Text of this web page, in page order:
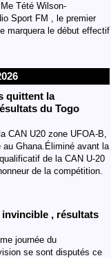
Tété Wilson-
Sport FM , le premier
marquera le début effectif
quittent la
du Togo
CAN U20 zone UFOA-B,
au Ghana.Éliminé avant la
de la CAN U-20
de la compétition.
invincible , résultats
journée du
se sont disputés ce